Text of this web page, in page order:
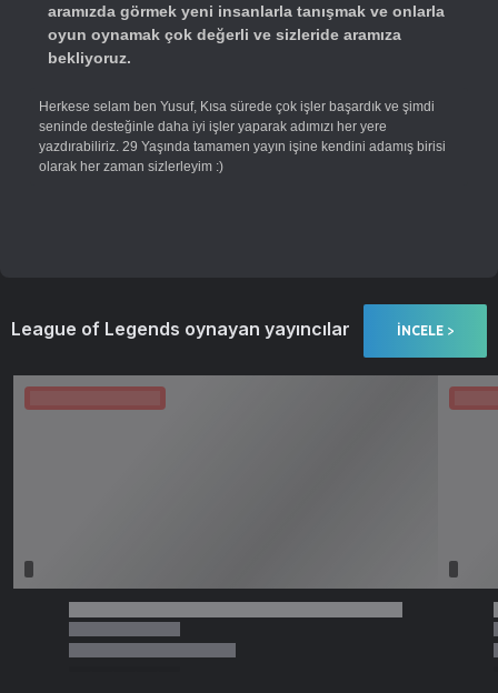
aramızda görmek yeni insanlarla tanışmak ve onlarla
oyun oynamak çok değerli ve sizleride aramıza
bekliyoruz.
Herkese selam ben Yusuf, Kısa sürede çok işler başardık ve şimdi
seninde desteğinle daha iyi işler yaparak adımızı her yere
yazdırabiliriz. 29 Yaşında tamamen yayın işine kendini adamış birisi
olarak her zaman sizlerleyim :)
League of Legends oynayan yayıncılar İNCELE >